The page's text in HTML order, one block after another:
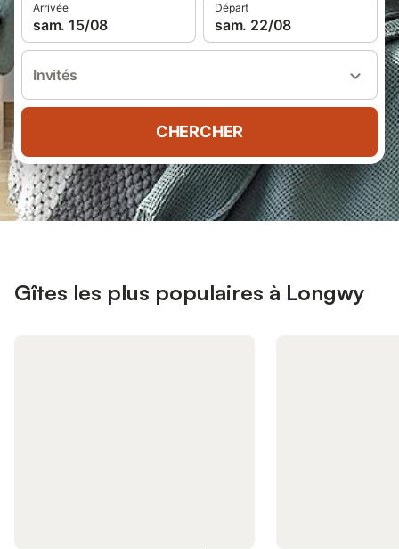
Arrivée
sam. 15/08
Départ
sam. 22/08
Invités
CHERCHER
Gîtes les plus populaires à Longwy